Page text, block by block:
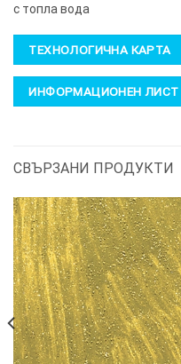
с топла вода
ТЕХНОЛОГИЧНА КАРТА
ИНФОРМАЦИОНЕН ЛИСТ
СВЪРЗАНИ ПРОДУКТИ